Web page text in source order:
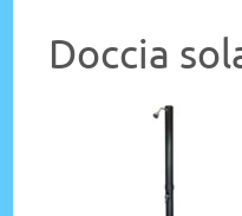
Doccia